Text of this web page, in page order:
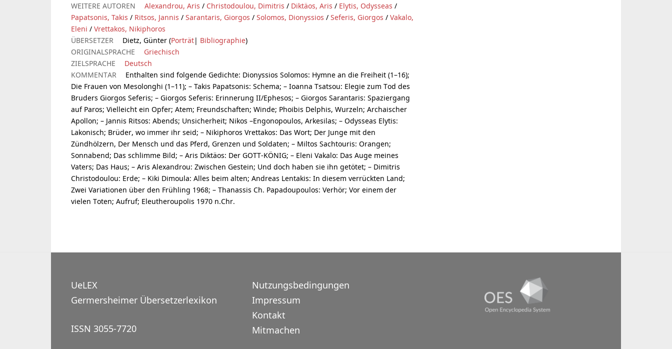
WEITERE AUTOREN
Alexandrou, Aris / Christodoulou, Dimitris / Diktäos, Aris / Elytis, Odysseas /
Papatsonis, Takis / Ritsos, Jannis / Sarantaris, Giorgos / Solomos, Dionyssios / Seferis, Giorgos / Vakalo,
Eleni / Vrettakos, Nikiphoros
ÜBERSETZER
Dietz, Günter (Porträt| Bibliographie)
ORIGINALSPRACHE
Griechisch
ZIELSPRACHE
Deutsch
KOMMENTAR
Enthalten sind folgende Gedichte: Dionyssios Solomos: Hymne an die Freiheit (1–16);
Die Frauen von Mesolonghi (1–11); – Takis Papatsonis: Schema; – Ioanna Tsatsou: Elegie zum Tod des
Bruders Giorgos Seferis; – Giorgos Seferis: Erinnerung II/Ephesos; – Giorgos Sarantaris: Spaziergang
auf Paros; Vielleicht ein Opfer; Atem; Freundschaften; Winde; Phoibis Delphis, Wurzeln; Archaischer
Apollon; – Jannis Ritsos: Abends; Unsicherheit; Nikos –Engonopoulos, Arkesilas; – Odysseas Elytis:
Lakonisch; Brüder, wo immer ihr seid; – Nikiphoros Vrettakos: Das Wort; Der Junge mit den
Zündhölzern, Der Mensch und das Pferd, Grenzen und Soldaten; – Miltos Sachtouris: Orangen;
Sonnabend; Das schlimme Bild; – Aris Diktäos: Der GOTT-KÖNIG; – Eleni Vakalo: Das Auge meines
Vaters; Das Haus; – Aris Alexandrou: Zwischen Gestein; Und doch haben sie ihn getötet; – Dimitris
Christodoulou: Erde; – Kiki Dimoula: Alles beim alten; Andreas Lentakis: In diesem verrückten Land;
Zwei Variationen über den Frühling 1968; – Thanassis Ch. Papadoupoulos: Verhör; Vor einem der
vielen Toten; Aufruf; Eleutheroupolis 1970 n.Chr.
UeLEX
Germersheimer Übersetzerlexikon
ISSN 3055-7720
Nutzungsbedingungen
Impressum
Kontakt
Mitmachen